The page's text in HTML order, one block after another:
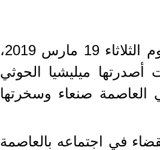
أقر مجلس القضاء الأعلى في اليمن، اليوم الثلاثاء 19 مارس 2019،
أصدرتها ميليشيا الحوثي
العاصمة صنعاء وسخرتها
في اجتماعه بالعاصمة